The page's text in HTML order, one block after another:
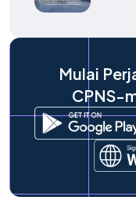
Mulai
CPNS-